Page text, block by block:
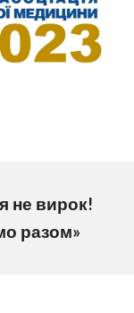
не вирок!
разом»